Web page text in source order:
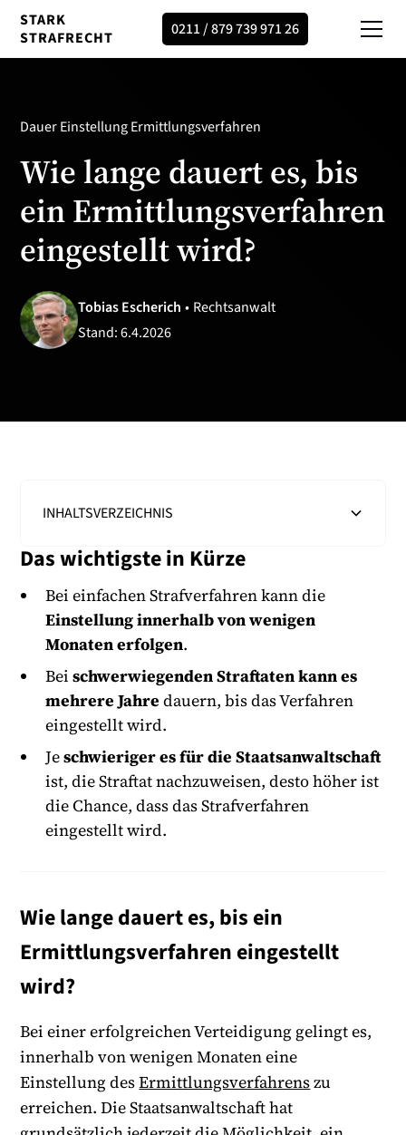
STARK
STRAFRECHT
0211 / 879 739 971 26
Dauer Einstellung Ermittlungsverfahren
Wie lange dauert es, bis
ein Ermittlungsverfahren
eingestellt wird?
Tobias Escherich • Rechtsanwalt
Stand:6.4.2026
INHALTSVERZEICHNIS
Heading 2
Das wichtigste in Kürze
Bei einfachen Strafverfahren kann die
Einstellung innerhalb von wenigen
Monaten erfolgen.
Beischwerwiegenden Straftaten kann es
mehrere Jahre dauern, bis das Verfahren
eingestellt wird.
Jeschwieriger es für die Staatsanwaltschaft
ist, die Straftat nachzuweisen, desto höher ist
die Chance, dass das Strafverfahren
eingestellt wird.
Wie lange dauert es, bis ein
Ermittlungsverfahren eingestellt
wird?
Bei einer erfolgreichen Verteidigung gelingt es,
innerhalb von wenigen Monaten eine
Einstellung desErmittlungsverfahrenszu
erreichen. Die Staatsanwaltschaft hat